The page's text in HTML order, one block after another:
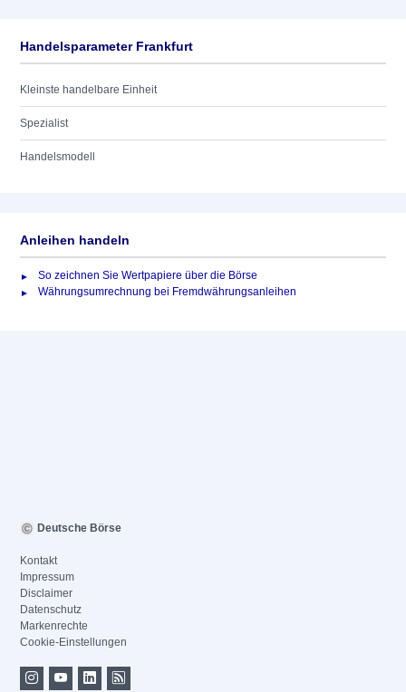
Handelsparameter Frankfurt
Kleinste handelbare Einheit
Spezialist
Handelsmodell
Anleihen handeln
So zeichnen Sie Wertpapiere über die Börse
Währungsumrechnung bei Fremdwährungsanleihen
Deutsche Börse
Kontakt
Impressum
Disclaimer
Datenschutz
Markenrechte
Cookie-Einstellungen